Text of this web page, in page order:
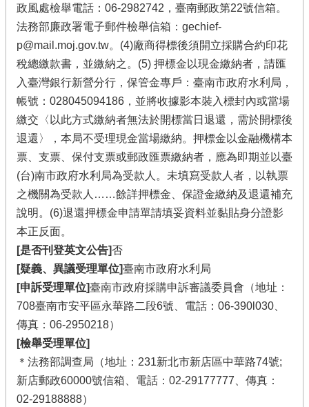
政風處檢舉電話：06-2982742，臺南郵政第22號信箱。
法務部廉政署電子郵件檢舉信箱：gechief-
p@mail.moj.gov.tw。(4)廠商得標後須開立採購合約印花
稅總繳款書，並繳納之。(5) 押標金以現金繳納者，請匯
入臺灣銀行新營分行，保管金專戶：臺南市政府水利局，
帳號：028045094186，並將收據影本裝入標封內或當場
繳交〈以此方式繳納者無法於開標當日退還，需於開標後
退還〉，本局不受理現金當場繳納。押標金以金融機構本
票、支票、保付支票或郵政匯票繳納者，應為即期並以臺
(台)南市政府水利局為受款人。未填寫受款人者，以執票
之機關為受款人……餘詳押標金、保證金繳納及退還補充
說明。(6)退還押標金申請單請填妥資料並黏貼身分證影
本正反面。
[是否刊登英文公告]否
[疑義、異議受理單位]臺南市政府水利局
[申訴受理單位]臺南市政府採購申訴審議委員會（地址：
708臺南市安平區永華路二段6號、電話：06-390l030、
傳真：06-2950218）
[檢舉受理單位]
＊法務部調查局（地址：231新北市新店區中華路74號;
新店郵政60000號信箱、電話：02-29177777、傳真：
02-29188888）